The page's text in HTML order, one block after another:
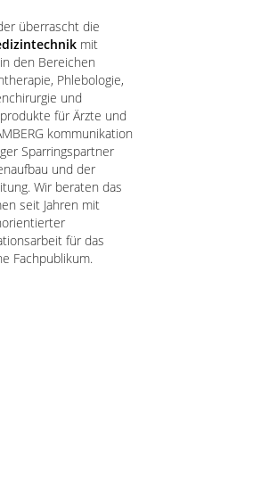
überrascht die
mit
den Bereichen
Phlebologie,
und
für Ärzte und
kommunikation
Sparringspartner
und der
Wir beraten das
seit Jahren mit
für das
Fachpublikum.